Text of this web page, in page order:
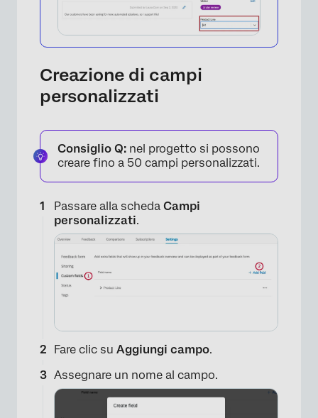
Creazione di campi
personalizzati
Consiglio Q: nel progetto si possono
creare fino a 50 campi personalizzati.
Passare alla scheda Campi
personalizzati.
Fare clic su Aggiungi campo.
Assegnare un nome al campo.